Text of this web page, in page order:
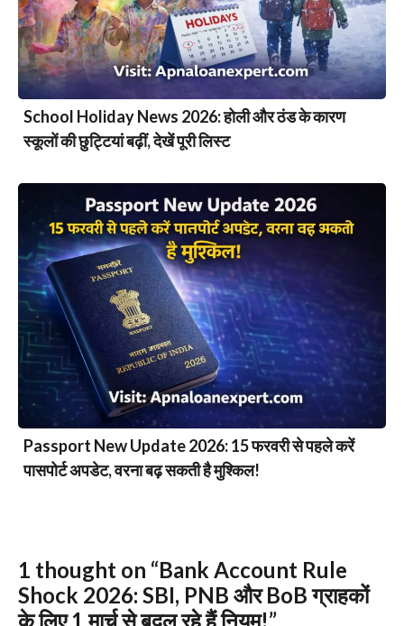
School Holiday News 2026: होली और ठंड के कारण
स्कूलों की छुट्टियां बढ़ीं, देखें पूरी लिस्ट
Passport New Update 2026: 15 फरवरी से पहले करें
पासपोर्ट अपडेट, वरना बढ़ सकती है मुश्किल!
1 thought on “Bank Account Rule
Shock 2026: SBI, PNB और BoB ग्राहकों
के लिए 1 मार्च से बदल रहे हैं नियम!”